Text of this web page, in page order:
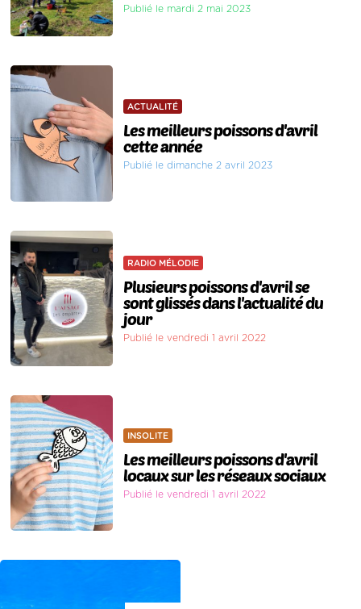
Publié le mardi 2 mai 2023
ACTUALITÉ
Les meilleurs poissons d'avril
cette année
Publié le dimanche 2 avril 2023
RADIO MÉLODIE
Plusieurs poissons d'avril se
sont glissés dans l'actualité du
jour
Publié le vendredi 1 avril 2022
INSOLITE
Les meilleurs poissons d'avril
locaux sur les réseaux sociaux
Publié le vendredi 1 avril 2022